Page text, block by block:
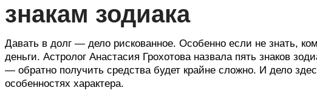
знакам зодиака
Давать в долг — дело рискованное. Особенно если не знать,
деньги. Астролог Анастасия Грохотова назвала пять знаков
— обратно получить средства будет крайне сложно. И дело
особенностях характера.